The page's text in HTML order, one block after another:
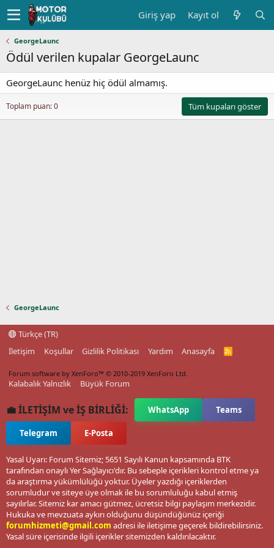
Giriş yap Kayıt ol
GeorgeLaunc
Ödül verilen kupalar GeorgeLaunc
GeorgeLaunc henüz hiç ödül almamış.
Toplam puan: 0 Tüm kupaları göster
GeorgeLaunc
Türkçe (TR)
İletişim
Koşullar Gizlilik Politikası Yardım Anasayfa
R
Forum software by XenForo™ © 2010-2019 XenForo Ltd.
Kalabalık Yalnızlık Büyük Forum
💼 İLETİŞİM ve İŞ BİRLİĞİ: WhatsApp Teams
Telegram E-Posta
Yasal Uyarı: Forum Sitemiz; 5651 Sayılı Kanun kapsamında BTK
tarafından onaylı Yer Sağlayıcı'dır. Bu sebeple içerikleri kontrol etme ya
da araştırma yükümlülüğü yoktur. Üyeler yazdığı içeriklerden
sorumludur ve siteye üye olmak ile bu sorumluluğu kabul etmiş
sayılırlar. Sitemiz kar amacı gütmez, ücretsiz bilgi paylaşım merkezidir.
Hukuka ve mevzuata aykırı olduğunu düşündüğünüz içeriği
forumhizmeti@gmail.com adresi ile iletişime geçerek bildirebilirsiniz.
Yasal süre içerisinde ilgili içerikler sitemizden kaldırılacaktır.